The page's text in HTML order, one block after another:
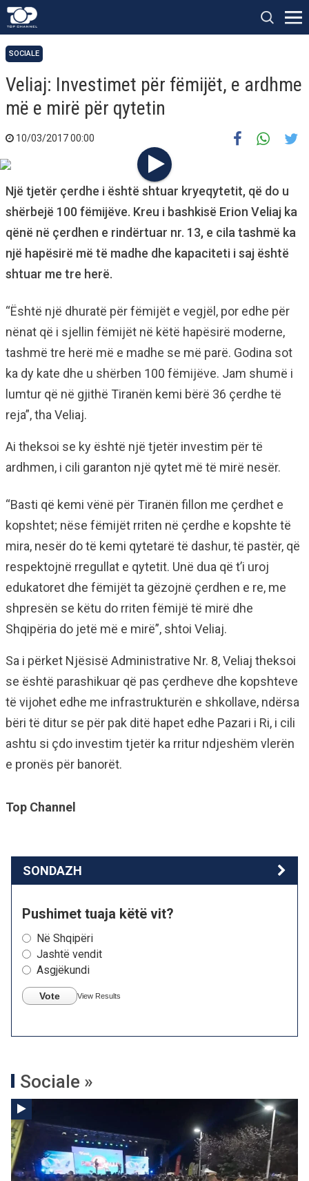
SOCIALE
Veliaj: Investimet për fëmijët, e ardhme
më e mirë për qytetin
10/03/2017 00:00
Një tjetër çerdhe i është shtuar kryeqytetit, që do u
shërbejë 100 fëmijëve. Kreu i bashkisë Erion Veliaj ka
qënë në çerdhen e rindërtuar nr. 13, e cila tashmë ka
një hapësirë më të madhe dhe kapaciteti i saj është
shtuar me tre herë.
“Është një dhuratë për fëmijët e vegjël, por edhe për
nënat që i sjellin fëmijët në këtë hapësirë moderne,
tashmë tre herë më e madhe se më parë. Godina sot
ka dy kate dhe u shërben 100 fëmijëve. Jam shumë i
lumtur që në gjithë Tiranën kemi bërë 36 çerdhe të
reja”, tha Veliaj.
Ai theksoi se ky është një tjetër investim për të
ardhmen, i cili garanton një qytet më të mirë nesër.
“Basti që kemi vënë për Tiranën fillon me çerdhet e
kopshtet; nëse fëmijët rriten në çerdhe e kopshte të
mira, nesër do të kemi qytetarë të dashur, të pastër, që
respektojnë rregullat e qytetit. Unë dua që t’i uroj
edukatoret dhe fëmijët ta gëzojnë çerdhen e re, me
shpresën se këtu do rriten fëmijë të mirë dhe
Shqipëria do jetë më e mirë”, shtoi Veliaj.
Sa i përket Njësisë Administrative Nr. 8, Veliaj theksoi
se është parashikuar që pas çerdheve dhe kopshteve
të vijohet edhe me infrastrukturën e shkollave, ndërsa
bëri të ditur se për pak ditë hapet edhe Pazari i Ri, i cili
ashtu si çdo investim tjetër ka rritur ndjeshëm vlerën
e pronës për banorët.
Top Channel
SONDAZH
Pushimet tuaja këtë vit?
Në Shqipëri
Jashtë vendit
Asgjëkundi
Vote View Results
Sociale »